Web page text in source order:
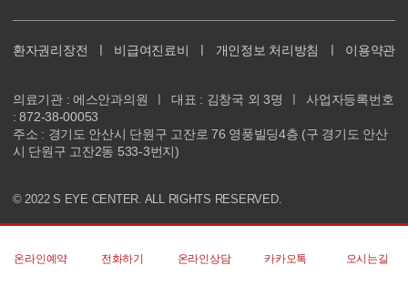
환자권리장전 비급여진료비 개인정보 처리방침 이용약관
의료기관 : 에스안과의원 대표 : 김창국 외 3명
사업자등록번호
: 872-38-00053
주소 : 경기도 안산시 단원구 고잔로 76 영풍빌딩4층 (구 경기도 안산
시 단원구 고잔2동 533-3번지)
© 2022 S EYE CENTER. ALL RIGHTS RESERVED.
온라인예약 전화하기 온라인상담 카카오톡 오시는길